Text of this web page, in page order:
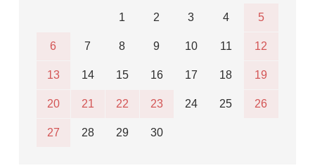
1 2 3 4 5
6 7 8 9 10 11 12
13 14 15 16 17 18 19
20 21 22 23 24 25 26
27 28 29 30